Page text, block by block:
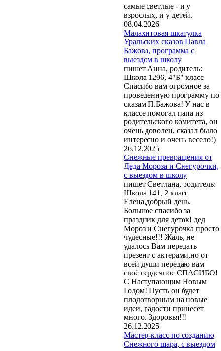
самые светлые - и у
взрослых, и у детей.
08.04.2026
Малахитовая шкатулка
Уральских сказов Павла
Бажова, программа с
выездом в школу
пишет Анна, родитель:
Школа 1296, 4"Б" класс
Спасибо вам огромное за
проведенную программу по
сказам П.Бажова! У нас в
классе помогал папа из
родительского комитета, он
очень доволен, сказал было
интересно и очень весело!)
26.12.2025
Снежные превращения от
Деда Мороза и Снегурочки,
с выездом в школу
пишет Светлана, родитель:
Школа 141, 2 класс
Елена,добрый день.
Большое спасибо за
праздник для деток! дед
Мороз и Снегурочка просто
чудесные!!! Жаль, не
удалось Вам передать
презент с актерами,но от
всей души передаю вам
своё сердечное СПАСИБО!
С Наступающим Новым
Годом! Пусть он будет
плодотворным на новые
идеи, радости принесет
много. Здоровья!!!
26.12.2025
Мастер-класс по созданию
Снежного шара, с выездом